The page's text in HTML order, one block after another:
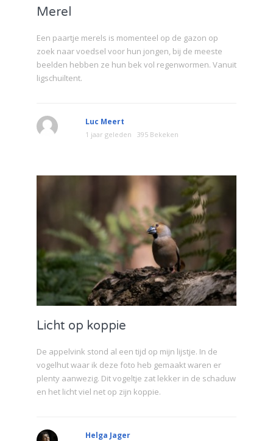
Merel
Een paartje merels is momenteel op de gazon op
zoek naar voedsel voor hun jongen, bij de meeste
beelden hebben ze hun bek vol regenwormen. Vanuit
ligschuiltent.
Luc Meert
1 jaar geleden 395 Bekeken
Licht op koppie
De appelvink stond al een tijd op mijn lijstje. In de
vogelhut waar ik deze foto heb gemaakt waren er
plenty aanwezig. Dit vogeltje zat lekker in de schaduw
en het licht viel net op zijn koppie.
Helga Jager